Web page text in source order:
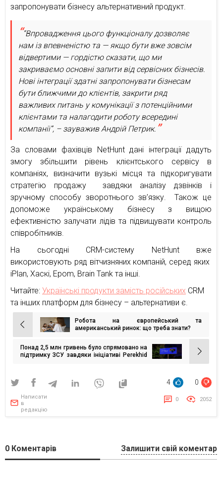
запропонувати бізнесу альтернативний продукт.
“Впровадження цього функціоналу дозволяє
нам із впевненістю та — якщо бути вже зовсім
відвертими — гордістю сказати, що ми
закриваємо основні запити від сервісних бізнесів.
Нові інтеграції здатні запропонувати бізнесам
бути ближчими до клієнтів, закрити ряд
важливих питань у комунікації з потенційними
клієнтами та налагодити роботу всередині
компанії”, – зауважив Андрій Петрик.
За словами фахівців NetHunt дані інтеграції дадуть
змогу збільшити рівень клієнтського сервісу в
компаніях, визначити вузькі місця та підкоригувати
стратегію продажу завдяки аналізу дзвінків і
зручному способу зворотнього зв’язку. Також це
допоможе українському бізнесу з вищою
ефективністю залучати лідів та підвищувати контроль
співробітників.
На сьогодні CRM-систему NetHunt вже
використовують ряд вітчизняних компаній, серед яких
iPlan, Хаскі, Epom, Brain Tank та інші.
Читайте: Українські продукти замість російських CRM
та інших платформ для бізнесу – альтернативи є.
Навігація
записів
Робота на європейський та
американський ринок: що треба знати?
Понад 2,5 млн гривень було спрямовано на
підтримку ЗСУ завдяки ініціативі Perekhid
4 0
Написати
в
редакцію
0 2052
0 Коментарів Залишити свій коментар